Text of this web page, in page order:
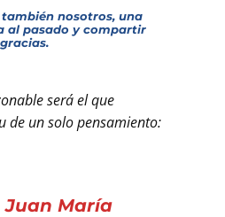
también nosotros, una
al pasado y compartir
será el que
de un solo pensamiento:
María